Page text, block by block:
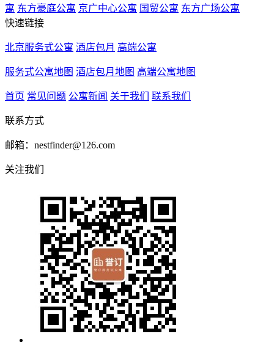
寓 东方豪庭公寓 京广中心公寓 国贸公寓 东方广场公寓
快速链接
北京服务式公寓 酒店包月 高端公寓
服务式公寓地图 酒店包月地图 高端公寓地图
首页 常见问题 公寓新闻 关于我们 联系我们
联系方式
邮箱：nestfinder@126.com
关注我们